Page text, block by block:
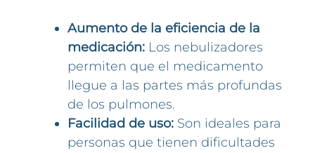
Aumento de la eficiencia de la
medicación: Los nebulizadores
permiten que el medicamento
llegue a las partes más profundas
de los pulmones.
Facilidad de uso: Son ideales para
personas que tienen dificultades